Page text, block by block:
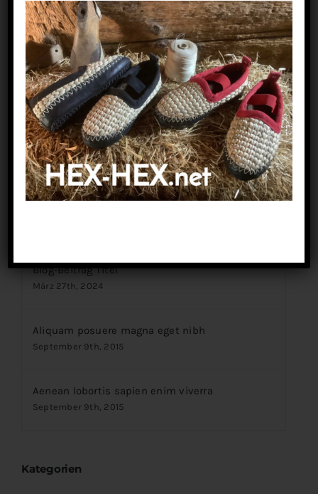
About the author : hexhex24
Suche
nach:
Blog-Beitrag Titel
März 27th, 2024
Aliquam posuere magna eget nibh
September 9th, 2015
Aenean lobortis sapien enim viverra
September 9th, 2015
Kategorien